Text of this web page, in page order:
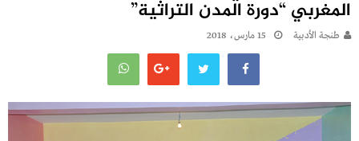
المغربي “دورة المدن التراثية”
طنجة الأدبية 15 مارس، 2018